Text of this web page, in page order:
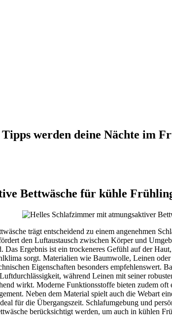
werden deine Nächte im
Bettwäsche für kühle
trägt entscheidend zu einem angenehmen
den Luftaustausch zwischen Körper und
Das Ergebnis ist ein trockeneres Gefühl auf der
sorgt. Materialien wie Baumwolle, Leinen
Eigenschaften besonders empfehlenswert.
während Leinen mit seiner
wirkt. Moderne Funktionsstoffe bieten zudem
Neben dem Material spielt auch die Webart
für die Übergangszeit. Schlafumgebung und
berücksichtigt werden, um auch in kühlen